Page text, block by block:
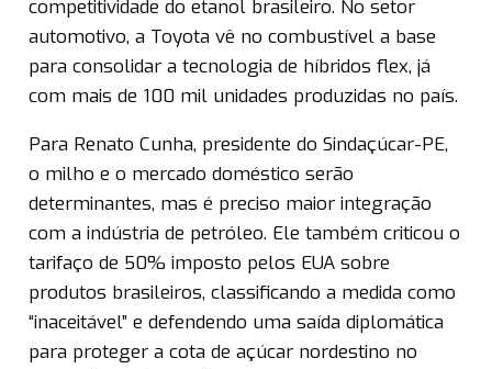
competitividade do etanol brasileiro. No setor
automotivo, a Toyota vê no combustível a base
para consolidar a tecnologia de híbridos flex, já
com mais de 100 mil unidades produzidas no país.
Para Renato Cunha, presidente do Sindaçúcar-PE,
o milho e o mercado doméstico serão
determinantes, mas é preciso maior integração
com a indústria de petróleo. Ele também criticou o
tarifaço de 50% imposto pelos EUA sobre
produtos brasileiros, classificando a medida como
“inaceitável” e defendendo uma saída diplomática
para proteger a cota de açúcar nordestino no